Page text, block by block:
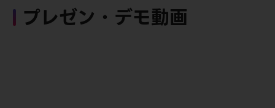
プレゼン・デモ動画